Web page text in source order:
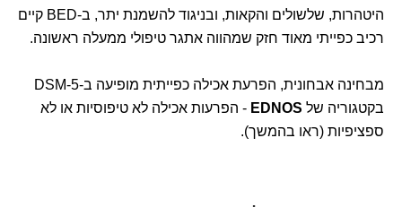
היטהרות, שלשולים והקאות, ובניגוד להשמנת יתר, ב-BED קיים
רכיב כפייתי מאוד חזק שמהווה אתגר טיפולי ממעלה ראשונה.
מבחינה אבחונית, הפרעת אכילה כפייתית מופיעה ב-DSM-5
בקטגוריה של EDNOS - הפרעות אכילה לא טיפוסיות או לא
ספציפיות (ראו בהמשך).